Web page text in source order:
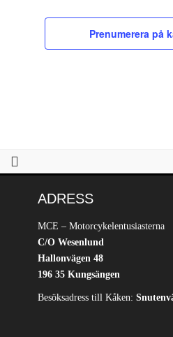
Prenumerera på
ADRESS
MCE – Motorcykelentusiasterna
C/O Wesenlund
Hallonvägen 48
196 35 Kungsängen
Besöksadress till Kåken: